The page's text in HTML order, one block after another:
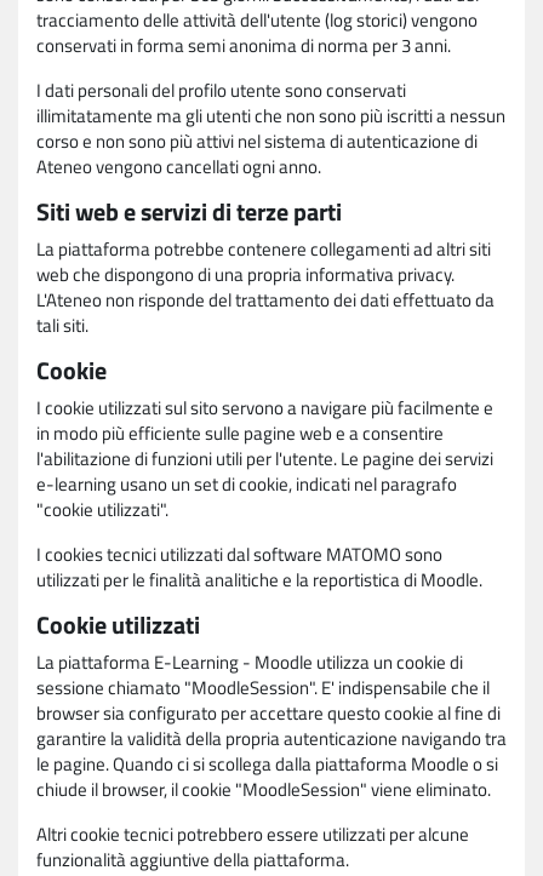
tracciamento delle attività dell'utente (log storici) vengono
conservati in forma semi anonima di norma per 3 anni.
I dati personali del profilo utente sono conservati
illimitatamente ma gli utenti che non sono più iscritti a nessun
corso e non sono più attivi nel sistema di autenticazione di
Ateneo vengono cancellati ogni anno.
Siti web e servizi di terze parti
La piattaforma potrebbe contenere collegamenti ad altri siti
web che dispongono di una propria informativa privacy.
L'Ateneo non risponde del trattamento dei dati effettuato da
tali siti.
Cookie
I cookie utilizzati sul sito servono a navigare più facilmente e
in modo più efficiente sulle pagine web e a consentire
l'abilitazione di funzioni utili per l'utente. Le pagine dei servizi
e-learning usano un set di cookie, indicati nel paragrafo
"cookie utilizzati".
I cookies tecnici utilizzati dal software MATOMO sono
utilizzati per le finalità analitiche e la reportistica di Moodle.
Cookie utilizzati
La piattaforma E-Learning - Moodle utilizza un cookie di
sessione chiamato "MoodleSession". E' indispensabile che il
browser sia configurato per accettare questo cookie al fine di
garantire la validità della propria autenticazione navigando tra
le pagine. Quando ci si scollega dalla piattaforma Moodle o si
chiude il browser, il cookie "MoodleSession" viene eliminato.
Altri cookie tecnici potrebbero essere utilizzati per alcune
funzionalità aggiuntive della piattaforma.